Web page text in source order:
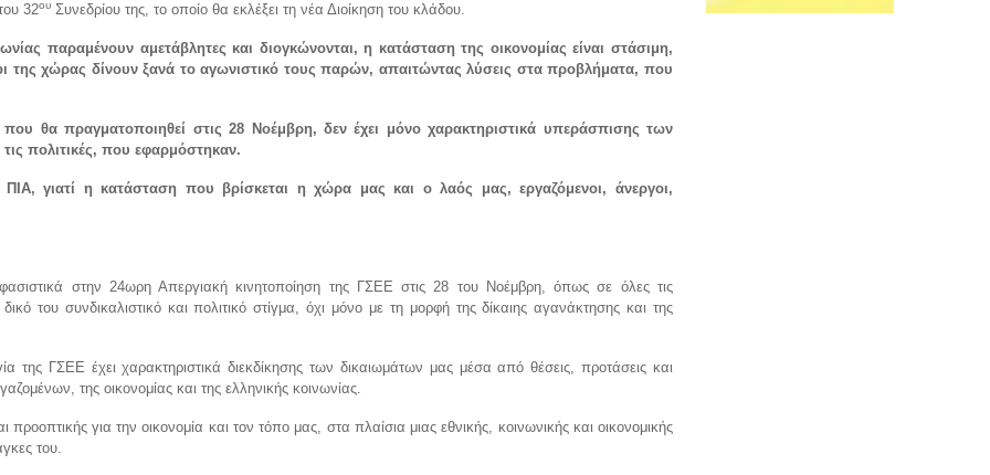
32ου Συνεδρίου της, το οποίο θα εκλέξει τη νέα Διοίκηση του κλάδου.
παραμένουν αμετάβλητες και διογκώνονται, η κατάσταση της οικονομίας είναι στάσιμη,
της χώρας δίνουν ξανά το αγωνιστικό τους παρών, απαιτώντας λύσεις στα προβλήματα, που
θα πραγματοποιηθεί στις 28 Νοέμβρη, δεν έχει μόνο χαρακτηριστικά υπεράσπισης των
πολιτικές, που εφαρμόστηκαν.
γιατί η κατάσταση που βρίσκεται η χώρα μας και ο λαός μας, εργαζόμενοι, άνεργοι,
στην 24ωρη Απεργιακή κινητοποίηση της ΓΣΕΕ στις 28 του Νοέμβρη, όπως σε όλες τις
του συνδικαλιστικό και πολιτικό στίγμα, όχι μόνο με τη μορφή της δίκαιης αγανάκτησης και της
της ΓΣΕΕ έχει χαρακτηριστικά διεκδίκησης των δικαιωμάτων μας μέσα από θέσεις, προτάσεις και
της οικονομίας και της ελληνικής κοινωνίας.
για την οικονομία και τον τόπο μας, στα πλαίσια μιας εθνικής, κοινωνικής και οικονομικής
του.